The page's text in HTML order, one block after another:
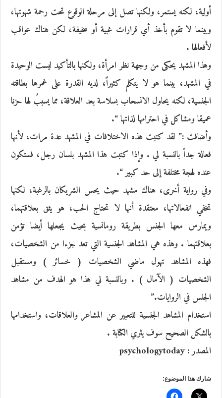
أولية، لكنه يستمر، ولكنها تصل إلى مرحلة الوقوع تحت رحمة شهوتها،
وبينما لا تقوم بأخذ أي قرارات غبية أو سخيفة، لكن هناك عواقب
لأفعالها .
وهذا المشهد يحكى من وجهة نظر امرأة، ولكنها بالتأكيد ليست الوحيدة
في المشهد، بينما هو لا يتكلم كثيراً، لديه القدرة على غمرها بطاقته
الجنسية، لكنه يحاول الانسحاب بسلاسة بعد العلاقة، مما يسببُ لها حزنا
عميقا ومشاكل في احترامها لذاتها “.
وأضافت :” لقد كتبت هذه الاختلافات في المشهد عدة مرات، لأنها
فعالة جداً بالنسبة لي . وإذا كتبت هذا المشهد بلسان رجل، فستكون
عنده لهجة مختلفة إلى حد كبير “.
وفي رواية أخرى، هناك مشهد حيث يحس الشريكان بالرغبة، لكنها
تخفي انفعالاتها، معتقدة أنها لا تحتاج الحب، هو يثق بعلاقتهما،
ويمارس معها الجنس بطريقة رومانسية بحيث يجعلها أيضا تؤمن
بعلاقتهما . وهذه هي المشاهد الجنسية التي تعد جزءا من الشخصيات،
فهذه المشاهد تهول ماضي الشخصيات ( خسائر ) ومستقبل
الشخصيات ( الآمال ) . وبالنسبة لي هذا هو الهدف من مشاهد
الجنس في الروايات.”
استخدام المشاهد الجنسية للتعبير عن المشاعر والعلاقات، واستخدامها
بالشكل الصحيح سوف يثري الكتابة .
المصدر : psychologytoday
شارك هذا الموضوع: